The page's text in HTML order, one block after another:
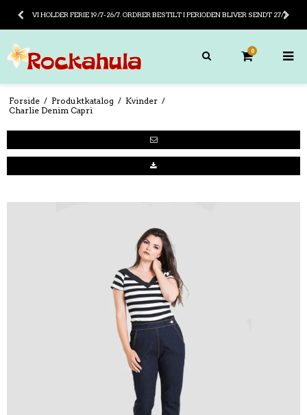
VI HOLDER FERIE 19/7-26/7. ORDRER BESTILT I PERIODEN BLIVER SENDT 27/7
0
Forside / Produktkatalog / Kvinder /
Charlie Denim Capri